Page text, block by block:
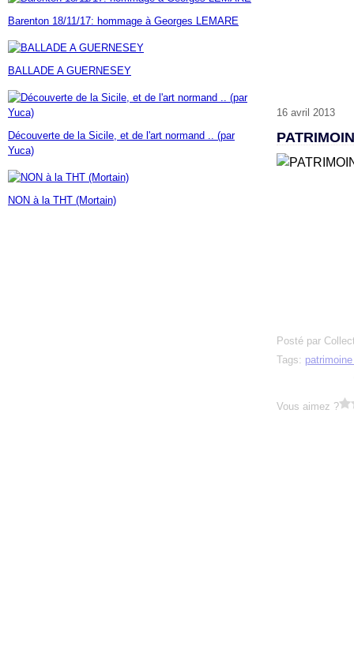
Janvier(7)
Février(9)
Janvier(18)
Mars(60)
Février(24)
Janvier(23)
Avril(14)
Mars (17)
Février(46)
Janvier (35)
Barenton 18/11/17: hommage à Georges LEMARE
BALLADE A GUERNESEY
Découverte de la Sicile, et de l'art normand .. (par
Yuca)
NON à la THT (Mortain)
16 avril 2013
Posté par
Tags:
Vous aimez ?